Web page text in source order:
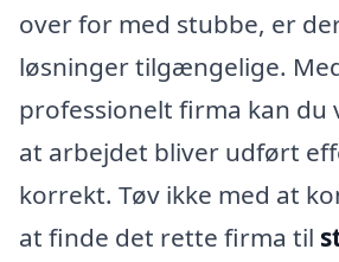
over for med stubbe, er
løsninger tilgængelige.
professionelt firma kan du
at arbejdet bliver udført
korrekt. Tøv ikke med at
at finde det rette firma til